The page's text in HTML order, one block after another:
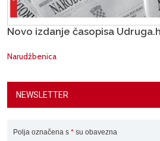
Novo izdanje časopisa
Narudžbenica
NEWSLETTER
Polja označena s * su obavezna